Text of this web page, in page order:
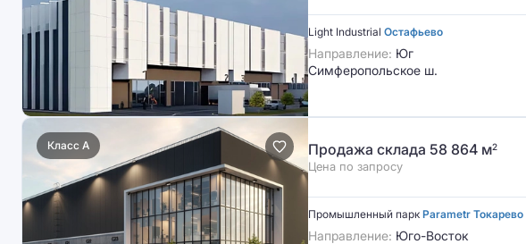
Light Industrial Остафьево
Направление: Юг
Симферопольское ш.
Класс A Продажа склада 58 864 м2
Цена по запросу
Промышленный парк Parametr Токарево
Направление: Юго-Восток